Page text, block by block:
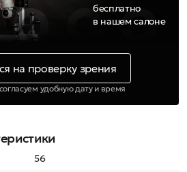
бесплатно
в нашем салоне
на проверку зрения
удобную дату и время
56